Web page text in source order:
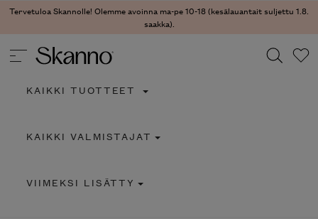
Tervetuloa Skannolle! Olemme avoinna ma-pe 10-18 (kesälauantait suljettu 1.8.
saakka).
Type 2 or more characters for results.
KAIKKI TUOTTEET
KAIKKI VALMISTAJAT
VIIMEKSI LISÄTTY